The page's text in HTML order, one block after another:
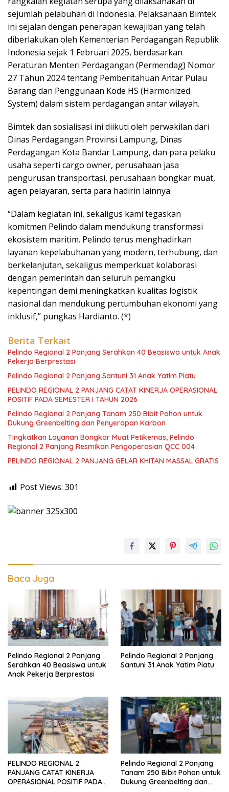
sejumlah pelabuhan di Indonesia. Pelaksanaan Bimtek
ini sejalan dengan penerapan kewajiban yang telah
diberlakukan oleh Kementerian Perdagangan Republik
Indonesia sejak 1 Februari 2025, berdasarkan
Peraturan Menteri Perdagangan (Permendag) Nomor
27 Tahun 2024 tentang Pemberitahuan Antar Pulau
Barang dan Penggunaan Kode HS (Harmonized
System) dalam sistem perdagangan antar wilayah.
Bimtek dan sosialisasi ini diikuti oleh perwakilan dari
Dinas Perdagangan Provinsi Lampung, Dinas
Perdagangan Kota Bandar Lampung, dan para pelaku
usaha seperti cargo owner, perusahaan jasa
pengurusan transportasi, perusahaan bongkar muat,
agen pelayaran, serta para hadirin lainnya.
“Dalam kegiatan ini, sekaligus kami tegaskan
komitmen Pelindo dalam mendukung transformasi
ekosistem maritim. Pelindo terus menghadirkan
layanan kepelabuhanan yang modern, terhubung, dan
berkelanjutan, sekaligus memperkuat kolaborasi
dengan pemerintah dan seluruh pemangku
kepentingan demi meningkatkan kualitas logistik
nasional dan mendukung pertumbuhan ekonomi yang
inklusif,” pungkas Hardianto. (*)
Berita Terkait
Pelindo Regional 2 Panjang Serahkan 40 Beasiswa untuk Anak
Pekerja Berprestasi
Pelindo Regional 2 Panjang Santuni 31 Anak Yatim Piatu
PELINDO REGIONAL 2 PANJANG CATAT KINERJA OPERASIONAL
POSITIF PADA SEMESTER I TAHUN 2026
Pelindo Regional 2 Panjang Tanam 250 Bibit Pohon untuk
Dukung Greenbelting dan Penyerapan Karbon
Tingkatkan Layanan Bongkar Muat Petikemas, Pelindo
Regional 2 Panjang Resmikan Pengoperasian QCC 004
PELINDO REGIONAL 2 PANJANG GELAR KHITAN MASSAL GRATIS
Post Views: 301
Baca Juga
Pelindo Regional 2 Panjang
Serahkan 40 Beasiswa untuk
Anak Pekerja Berprestasi
Pelindo Regional 2 Panjang
Santuni 31 Anak Yatim Piatu
PELINDO REGIONAL 2
PANJANG CATAT KINERJA
OPERASIONAL POSITIF PADA
Pelindo Regional 2 Panjang
Tanam 250 Bibit Pohon untuk
Dukung Greenbelting dan